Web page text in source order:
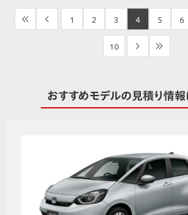
<< < 1 2 3 4 5 6
10 > >>
おすすめモデルの見積り情報